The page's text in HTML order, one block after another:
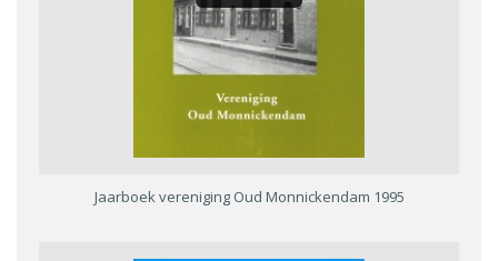
Jaarboek vereniging Oud Monnickendam 1995